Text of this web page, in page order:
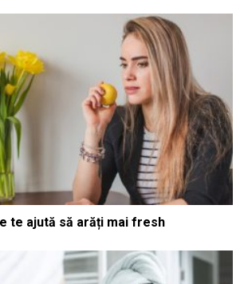
te ajută să arăți mai fresh